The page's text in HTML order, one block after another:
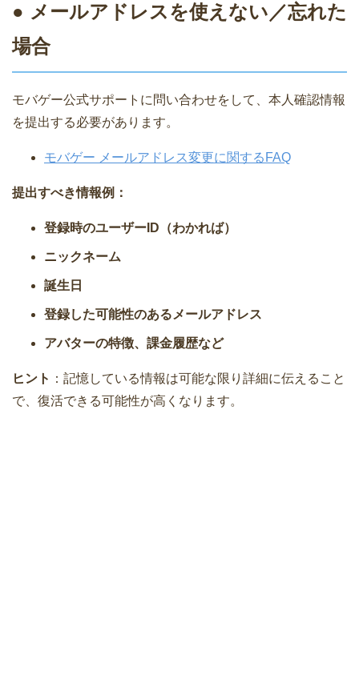
● メールアドレスを使えない／忘れた
場合
モバゲー公式サポートに問い合わせをして、本人確認情報
を提出する必要があります。
モバゲー メールアドレス変更に関するFAQ
提出すべき情報例：
登録時のユーザーID（わかれば）
ニックネーム
誕生日
登録した可能性のあるメールアドレス
アバターの特徴、課金履歴など
ヒント ：記憶している情報は可能な限り詳細に伝えること
で、復活できる可能性が高くなります。